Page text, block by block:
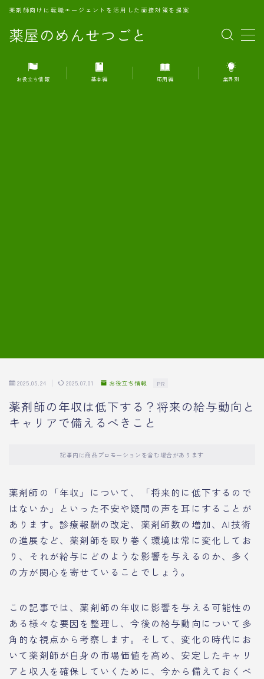
薬屋のめんせつごと
薬剤師向けに転職エージェントを活用した面接対策を提案
MENU
1.転職エージェントとは何か？
お役立ち情報 基本編 応用編 業界別
2025.05.24 2025.07.01 お役立ち情報 PR
薬剤師の年収は低下する？将来の給与動向と
キャリアで備えるべきこと
記事内に商品プロモーションを含む場合があります
薬剤師の「年収」について、「将来的に低下するので
はないか」といった不安や疑問の声を耳にすることが
あります。診療報酬の改定、薬剤師数の増加、AI技術
の進展など、薬剤師を取り巻く環境は常に変化してお
り、それが給与にどのような影響を与えるのか、多く
の方が関心を寄せていることでしょう。
この記事では、薬剤師の年収に影響を与える可能性の
ある様々な要因を整理し、今後の給与動向について多
角的な視点から考察します。そして、変化の時代にお
いて薬剤師が自身の市場価値を高め、安定したキャリ
アと収入を確保していくために、今から備えておくべ